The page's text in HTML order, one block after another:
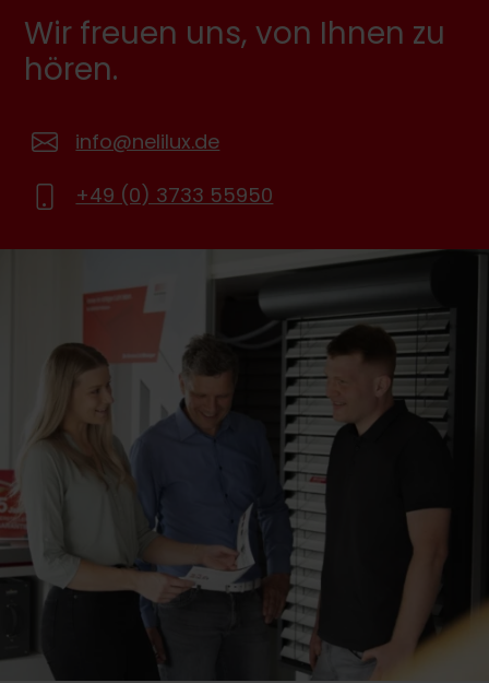
Wir freuen uns, von Ihnen zu
hören.
info@nelilux.de
+49 (0) 3733 55950